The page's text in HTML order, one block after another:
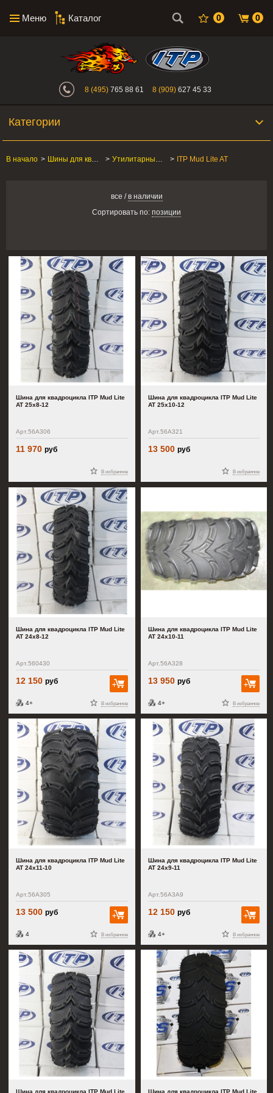
Меню Каталог 0 0
Интернет-магазин "Поросенок".
8 (495) 765 88 61 8 (909) 627 45 33
Категории
В начало > Шины для квадроцикла > Утилитарные ATV/SxS > ITP Mud Lite AT
все /в наличии
Сортировать по: позиции
Шина для квадроцикла ITP Mud Lite
AT 25x8-12
Арт.56A306
11 970руб
В избранное
Шина для квадроцикла ITP Mud Lite
AT 25x10-12
Арт.56A321
13 500 руб
В избранное
Шина для квадроцикла ITP Mud Lite
AT 24x8-12
Арт.560430
12 150руб
В избранное
4+
В корзину
Шина для квадроцикла ITP Mud Lite
AT 24x10-11
Арт.56A328
13 950 руб
В избранное
4+
Шина для квадроцикла ITP Mud Lite
AT 24x11-10
Арт.56A305
13 500руб
В избранное
4
В корзину
Шина для квадроцикла ITP Mud Lite
AT 24x9-11
Арт.56A3A9
12 150 руб
В избранное
4+
Шина для квадроцикла ITP Mud Lite
Шина для квадроцикла ITP Mud Lite